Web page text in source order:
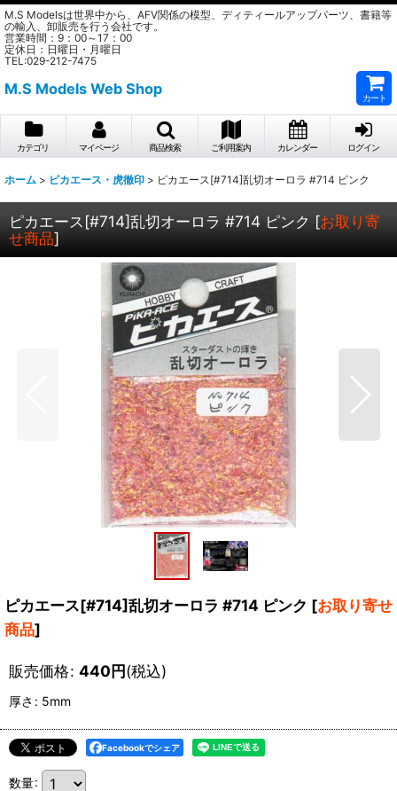
M.S Modelsは世界中から、AFV関係の模型、ディティールアップパーツ、書籍等
の輸入、卸販売を行う会社です。
営業時間：9：00～17：00
定休日：日曜日・月曜日
TEL:029-212-7475
M.S Models Web Shop
カート
カテゴリ マイページ 商品検索 ご利用案内 カレンダー ログイン
ホーム > ピカエース・虎徹印 > ピカエース[#714]乱切オーロラ #714 ピンク
ピカエース[#714]乱切オーロラ #714 ピンク [お取り寄
せ商品]
ピカエース[#714]乱切オーロラ #714 ピンク [お取り寄せ
商品]
販売価格: 440円(税込)
厚さ : 5mm
Facebookでシェア
数量: